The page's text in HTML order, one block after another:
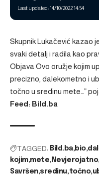
Last updated: 14/10/2022 14:54
Skupnik Lukačević kazao
svaki detalj i radila kao
Objava Ovo oružje kojim
precizno, dalekometno i
točno u sredinu mete…”
Feed: Bild.ba
TAGGED: Bild.ba bio
kojim mete Nevjerojatno
Savršen sredinu točno